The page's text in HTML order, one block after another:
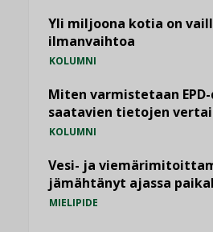
Yli miljoona kotia on
ilmanvaihtoa
KOLUMNI
Miten varmistetaan
saatavien tietojen
KOLUMNI
Vesi- ja
jämähtänyt ajassa
MIELIPIDE